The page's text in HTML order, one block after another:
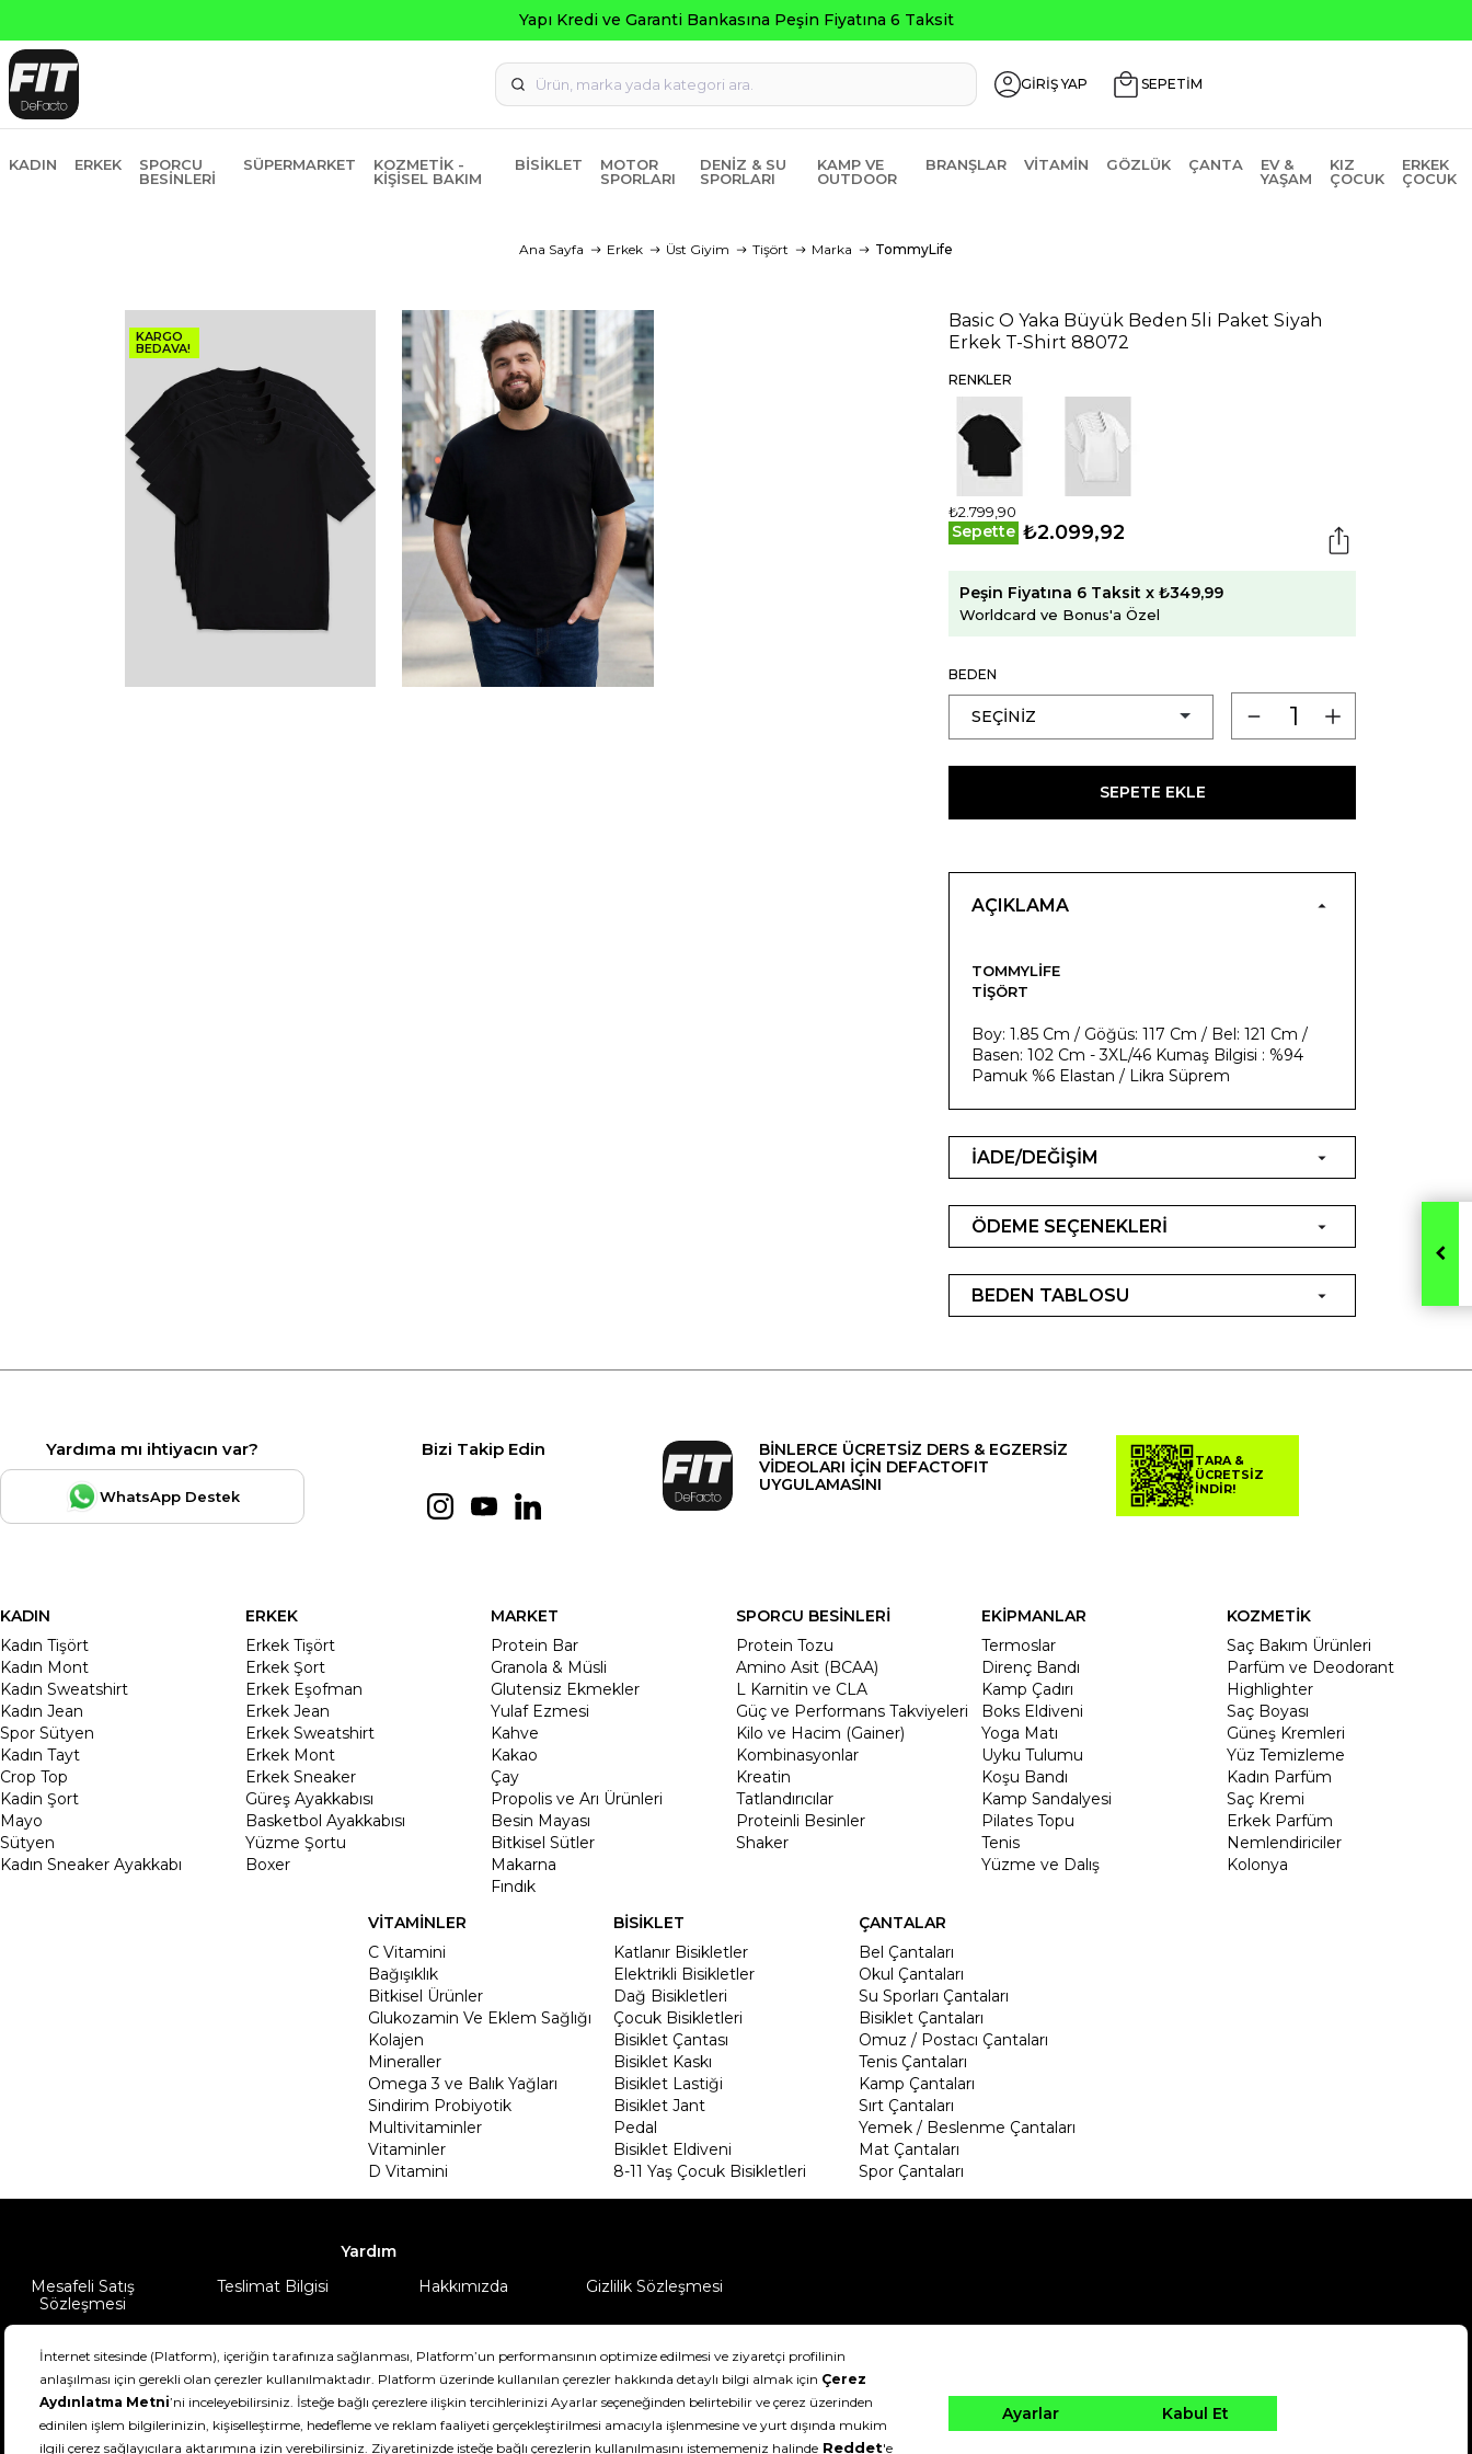
Yapı Kredi ve Garanti Bankasına Peşin Fiyatına 6 Taksit
GİRİŞ YAP SEPETİM
KADIN ERKEK
SPORCU
BESINLERI
SÜPERMARKET
KOZMETIK -
KIŞISEL BAKIM
BISIKLET
MOTOR
SPORLARI
DENIZ & SU
SPORLARI
KAMP VE
OUTDOOR
BRANŞLAR VITAMIN GÖZLÜK ÇANTA
EV &
YAŞAM
KIZ
ÇOCUK
ERKEK
ÇOCUK
Ana Sayfa Erkek Üst Giyim Tişört Marka TommyLife
KARGO
BEDAVA!
Basic O Yaka Büyük Beden 5li Paket Siyah
Erkek T-Shirt 88072
RENKLER
₺2.799,90
Sepette ₺2.099,92
Peşin Fiyatına 6 Taksit x ₺349,99
Worldcard ve Bonus'a Özel
BEDEN
SEPETE EKLE
AÇIKLAMA
TOMMYLIFE
TIŞÖRT
Boy: 1.85 Cm / Göğüs: 117 Cm / Bel: 121 Cm /
Basen: 102 Cm - 3XL/46 Kumaş Bilgisi : %94
Pamuk %6 Elastan / Likra Süprem
İADE/DEĞİŞİM
ÖDEME SEÇENEKLERİ
BEDEN TABLOSU
Yardıma mı ihtiyacın var?
WhatsApp Destek
Bizi Takip Edin
BİNLERCE ÜCRETSİZ DERS & EGZERSİZ
VİDEOLARI İÇİN DEFACTOFIT
UYGULAMASINI
TARA &
ÜCRETSİZ
İNDİR!
KADIN
Kadın Tişört
Kadın Mont
Kadın Sweatshirt
Kadın Jean
Spor Sütyen
Kadın Tayt
Crop Top
Kadin Şort
Mayo
Sütyen
Kadın Sneaker Ayakkabı
ERKEK
Erkek Tişört
Erkek Şort
Erkek Eşofman
Erkek Jean
Erkek Sweatshirt
Erkek Mont
Erkek Sneaker
Güreş Ayakkabısı
Basketbol Ayakkabısı
Yüzme Şortu
Boxer
MARKET
Protein Bar
Granola & Müsli
Glutensiz Ekmekler
Yulaf Ezmesi
Kahve
Kakao
Çay
Propolis ve Arı Ürünleri
Besin Mayası
Bitkisel Sütler
Makarna
Fındık
SPORCU BESİNLERİ
Protein Tozu
Amino Asit (BCAA)
L Karnitin ve CLA
Güç ve Performans Takviyeleri
Kilo ve Hacim (Gainer)
Kombinasyonlar
Kreatin
Tatlandırıcılar
Proteinli Besinler
Shaker
EKİPMANLAR
Termoslar
Direnç Bandı
Kamp Çadırı
Boks Eldiveni
Yoga Matı
Uyku Tulumu
Koşu Bandı
Kamp Sandalyesi
Pilates Topu
Tenis
Yüzme ve Dalış
KOZMETİK
Saç Bakım Ürünleri
Parfüm ve Deodorant
Highlighter
Saç Boyası
Güneş Kremleri
Yüz Temizleme
Kadın Parfüm
Saç Kremi
Erkek Parfüm
Nemlendiriciler
Kolonya
VİTAMİNLER
C Vitamini
Bağışıklık
Bitkisel Ürünler
Glukozamin Ve Eklem Sağlığı
Kolajen
Mineraller
Omega 3 ve Balık Yağları
Sindirim Probiyotik
Multivitaminler
Vitaminler
D Vitamini
BİSİKLET
Katlanır Bisikletler
Elektrikli Bisikletler
Dağ Bisikletleri
Çocuk Bisikletleri
Bisiklet Çantası
Bisiklet Kaskı
Bisiklet Lastiği
Bisiklet Jant
Pedal
Bisiklet Eldiveni
8-11 Yaş Çocuk Bisikletleri
ÇANTALAR
Bel Çantaları
Okul Çantaları
Su Sporları Çantaları
Bisiklet Çantaları
Omuz / Postacı Çantaları
Tenis Çantaları
Kamp Çantaları
Sırt Çantaları
Yemek / Beslenme Çantaları
Mat Çantaları
Spor Çantaları
Yardım
Mesafeli Satış
Sözleşmesi
Teslimat Bilgisi Hakkımızda Gizlilik Sözleşmesi